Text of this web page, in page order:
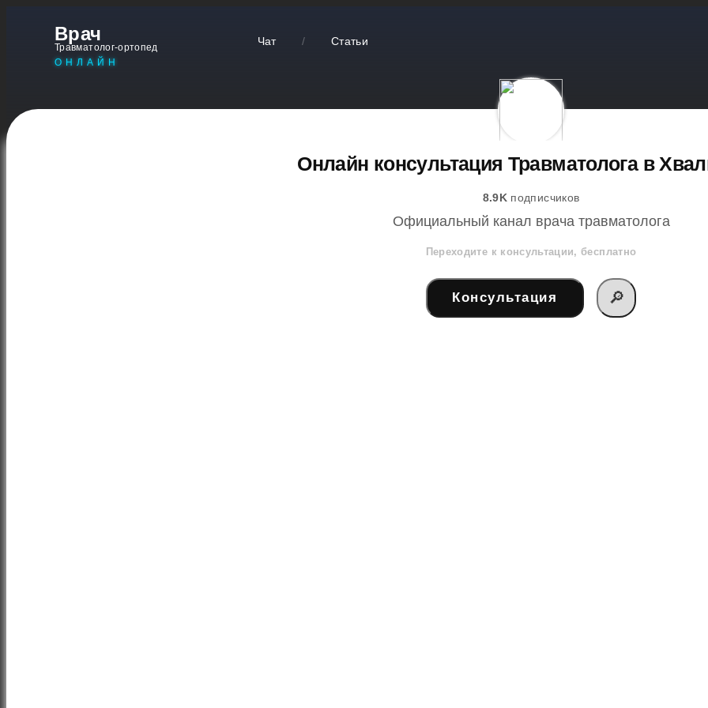
Врач
Травматолог-ортопед
ОНЛАЙН
Чат / Статьи
Онлайн консультация Травматолога в
8.9K подписчиков
Официальный канал врача травматолога
Переходите к консультации, бесплатно
Консультация 🔎